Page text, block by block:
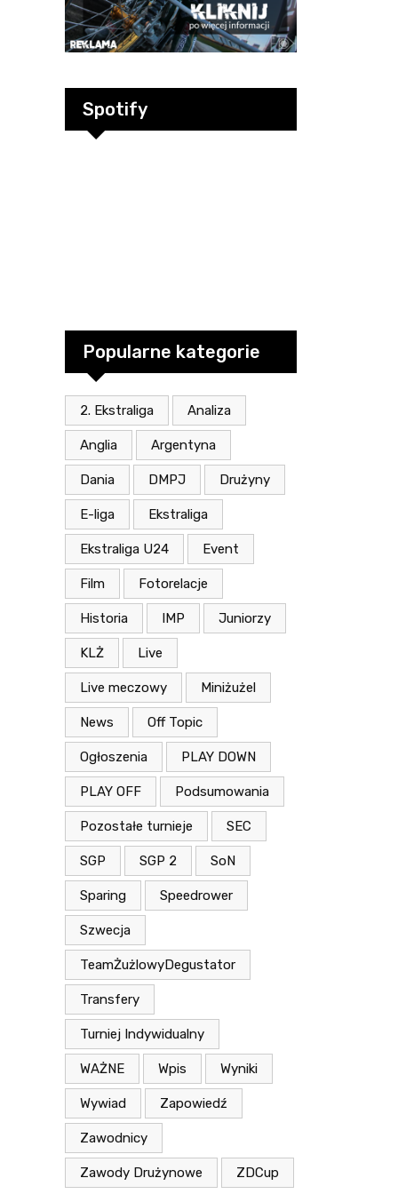
Spotify
Popularne kategorie
2. Ekstraliga Analiza
Anglia Argentyna
Dania DMPJ Drużyny
E-liga Ekstraliga
Ekstraliga U24 Event
Film Fotorelacje
Historia IMP Juniorzy
KLŻ Live
Live meczowy Miniżużel
News Off Topic
Ogłoszenia PLAY DOWN
PLAY OFF Podsumowania
Pozostałe turnieje SEC
SGP SGP 2 SoN
Sparing Speedrower
Szwecja
TeamŻużlowyDegustator
Transfery
Turniej Indywidualny
WAŻNE Wpis Wyniki
Wywiad Zapowiedź
Zawodnicy
Zawody Drużynowe ZDCup